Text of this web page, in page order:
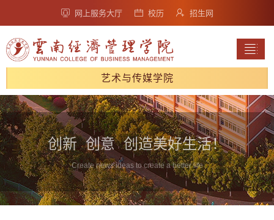
网上服务大厅 校历 招生网
艺术与传媒学院
创新 创意 创造美好生活！
Create news ideas to create a better life